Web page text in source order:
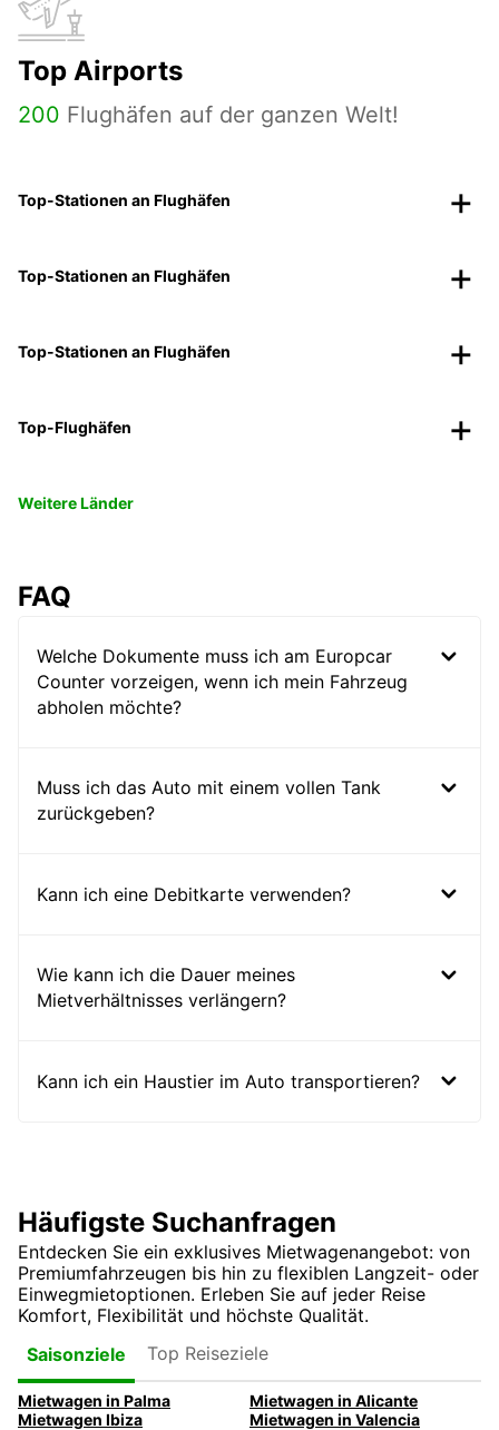
Top Airports
200 Flughäfen auf der ganzen Welt!
Top-Stationen an Flughäfen
Top-Stationen an Flughäfen
Top-Stationen an Flughäfen
Top-Flughäfen
Weitere Länder
FAQ
Welche Dokumente muss ich am Europcar
Counter vorzeigen, wenn ich mein Fahrzeug
abholen möchte?
Muss ich das Auto mit einem vollen Tank
zurückgeben?
Kann ich eine Debitkarte verwenden?
Wie kann ich die Dauer meines
Mietverhältnisses verlängern?
Kann ich ein Haustier im Auto transportieren?
Häufigste Suchanfragen
Entdecken Sie ein exklusives Mietwagenangebot: von
Premiumfahrzeugen bis hin zu flexiblen Langzeit- oder
Einwegmietoptionen. Erleben Sie auf jeder Reise
Komfort, Flexibilität und höchste Qualität.
Saisonziele
Top Reiseziele
Mietwagen in Palma
Mietwagen in Alicante
Mietwagen Ibiza
Mietwagen in Valencia